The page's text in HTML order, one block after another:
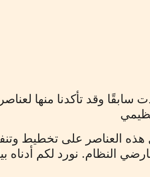
سابقًا وقد تأكدنا منها
هذه العناصر على تخطيط
النظام. نورد لكم أدناه